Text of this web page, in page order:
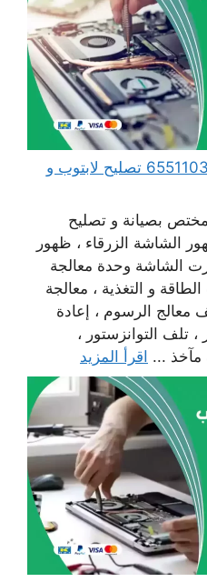
مهندس كمبيوتر الضباعية 65511033 تصليح لابتوب و
بصيانة و تصليح
الشاشة الزرقاء ، ظهور
الشاشة وحدة معالجة
و التغذية ، معالجة
معالج الرسوم ، إعادة
تلف التوانزستور ،
مآخذ ... اقرأ المزيد